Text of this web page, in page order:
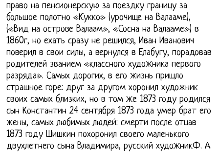
право на пенсионерскую за поездку границу за
большое полотно «Кукко» (урочище на Валааме),
(«Вид на острове Валаам», «Сосна на Валааме») в
1860г, но ехать сразу не решился, Иван Иванович
поверил в свои силы, а вернулся в Елабугу, порадовав
родителей званием «классного художника первого
разряда». Самых дорогих, в его жизнь пришло
страшное горе: друг за другом хоронил художник
своих самых близких, но в том же 1873 году родился
сын Константин 24 сентября 1873 года умер брат его
жены, самых любимых людей: смерти после отцав
1873 году Шишкин похоронил своего маленького
двухлетнего сына Владимира, русский художникФ. А.